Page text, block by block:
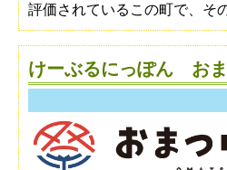
評価されているこの町で、そ
けーぶるにっぽん お